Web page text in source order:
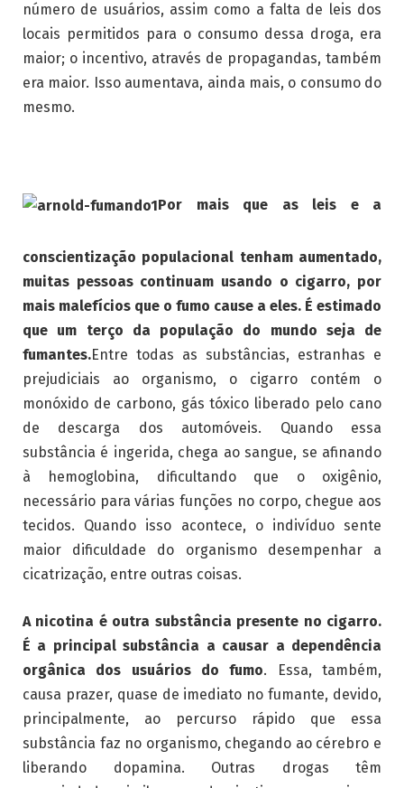
número de usuários, assim como a falta de leis dos
locais permitidos para o consumo dessa droga, era
maior; o incentivo, através de propagandas, também
era maior. Isso aumentava, ainda mais, o consumo do
mesmo.
Por mais que as leis e a
conscientização populacional tenham aumentado,
muitas pessoas continuam usando o cigarro, por
mais malefícios que o fumo cause a eles. É estimado
que um terço da população do mundo seja de
fumantes.Entre todas as substâncias, estranhas e
prejudiciais ao organismo, o cigarro contém o
monóxido de carbono, gás tóxico liberado pelo cano
de descarga dos automóveis. Quando essa
substância é ingerida, chega ao sangue, se afinando
à hemoglobina, dificultando que o oxigênio,
necessário para várias funções no corpo, chegue aos
tecidos. Quando isso acontece, o indivíduo sente
maior dificuldade do organismo desempenhar a
cicatrização, entre outras coisas.
A nicotina é outra substância presente no cigarro.
É a principal substância a causar a dependência
orgânica dos usuários do fumo. Essa, também,
causa prazer, quase de imediato no fumante, devido,
principalmente, ao percurso rápido que essa
substância faz no organismo, chegando ao cérebro e
liberando dopamina. Outras drogas têm